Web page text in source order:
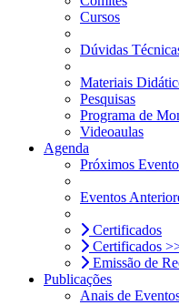
Cursos
Dúvidas
Materiais
Pesquisas
Programa de
Videoaulas
Agenda
Próximos
Eventos
Certificados
Certificados
Emissão de
Publicações
Anais de